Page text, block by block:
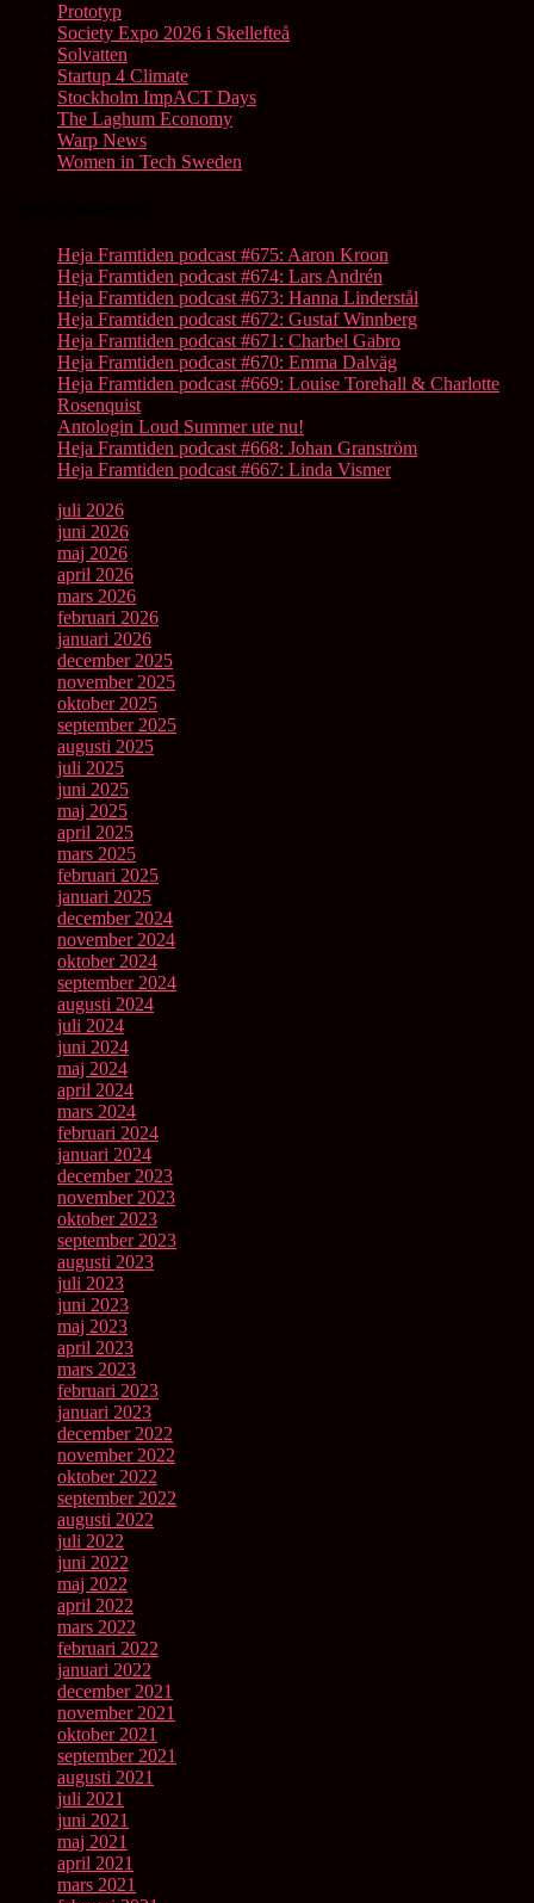
Prototyp
Society Expo 2026 i Skellefteå
Solvatten
Startup 4 Climate
Stockholm ImpACT Days
The Laghum Economy
Warp News
Women in Tech Sweden
Heja Framtiden podcast #675: Aaron Kroon
Heja Framtiden podcast #674: Lars Andrén
Heja Framtiden podcast #673: Hanna Linderstål
Heja Framtiden podcast #672: Gustaf Winnberg
Heja Framtiden podcast #671: Charbel Gabro
Heja Framtiden podcast #670: Emma Dalväg
Heja Framtiden podcast #669: Louise Torehall & Charlotte
Rosenquist
Antologin Loud Summer ute nu!
Heja Framtiden podcast #668: Johan Granström
Heja Framtiden podcast #667: Linda Vismer
juli 2026
juni 2026
maj 2026
april 2026
mars 2026
februari 2026
januari 2026
december 2025
november 2025
oktober 2025
september 2025
augusti 2025
juli 2025
juni 2025
maj 2025
april 2025
mars 2025
februari 2025
januari 2025
december 2024
november 2024
oktober 2024
september 2024
augusti 2024
juli 2024
juni 2024
maj 2024
april 2024
mars 2024
februari 2024
januari 2024
december 2023
november 2023
oktober 2023
september 2023
augusti 2023
juli 2023
juni 2023
maj 2023
april 2023
mars 2023
februari 2023
januari 2023
december 2022
november 2022
oktober 2022
september 2022
augusti 2022
juli 2022
juni 2022
maj 2022
april 2022
mars 2022
februari 2022
januari 2022
december 2021
november 2021
oktober 2021
september 2021
augusti 2021
juli 2021
juni 2021
maj 2021
april 2021
mars 2021